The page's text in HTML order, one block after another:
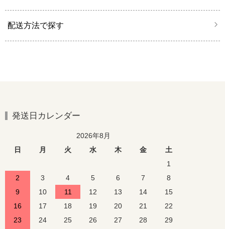
配送方法で探す
発送日カレンダー
2026年8月
日
月 火 水 木 金
土
1
2
3 4 5 6 7
8
9
10 11 12 13 14
15
16
17 18 19 20 21
22
23
24 25 26 27 28
29